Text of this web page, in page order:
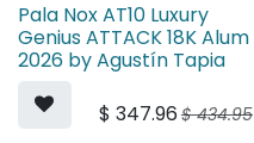
Pala Nox AT10 Luxury
Genius ATTACK 18K Alum
2026 by Agustín Tapia
$ 347.96 $434.95